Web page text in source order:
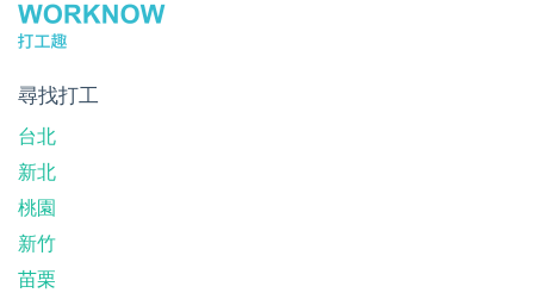
尋找打工
台北
新北
桃園
新竹
苗栗